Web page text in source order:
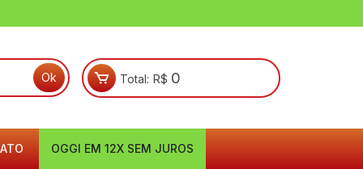
Total: R$ 0
OGGI EM 12X SEM JUROS